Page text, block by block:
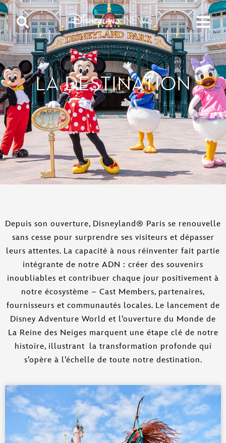
LA DESTINATION
Depuis son ouverture, Disneyland® Paris se renouvelle
sans cesse pour surprendre ses visiteurs et dépasser
leurs attentes. La capacité à nous réinventer fait partie
intégrante de notre ADN : créer des souvenirs
inoubliables et contribuer chaque jour positivement à
notre écosystème – Cast Members, partenaires,
fournisseurs et communautés locales. Le lancement de
Disney Adventure World et l’ouverture du Monde de
La Reine des Neiges marquent une étape clé de notre
histoire, illustrant la transformation profonde qui
s’opère à l’échelle de toute notre destination.